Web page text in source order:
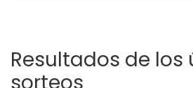
Resultados de los
sorteos